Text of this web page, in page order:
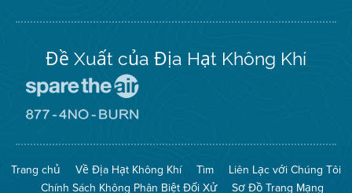
Đề Xuất của Địa Hạt Không Khí
The
(Bảo
Toàn
Mạng
No
Burn
Trang chủ Về Địa Hạt Không Khí Tìm
Liên Lạc với Chúng Tôi
Chính Sách Không Phân Biệt Đối Xử
Sơ Đồ Trang Mạng